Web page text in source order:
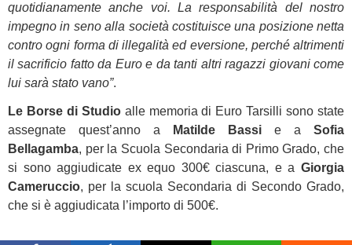
quotidianamente anche voi. La responsabilità del nostro
impegno in seno alla società costituisce una posizione netta
contro ogni forma di illegalità ed eversione, perché altrimenti
il sacrificio fatto da Euro e da tanti altri ragazzi giovani come
lui sarà stato vano”.
Le Borse di Studioalle memoria di Euro Tarsilli sono state
assegnate quest’anno a
Matilde Bassi e a Sofia
Bellagamba, per la Scuola Secondaria di Primo Grado, che
si sono aggiudicate ex equo 300€ ciascuna, e a Giorgia
Cameruccio, per la scuola Secondaria di Secondo Grado,
che si è aggiudicata l’importo di 500€.